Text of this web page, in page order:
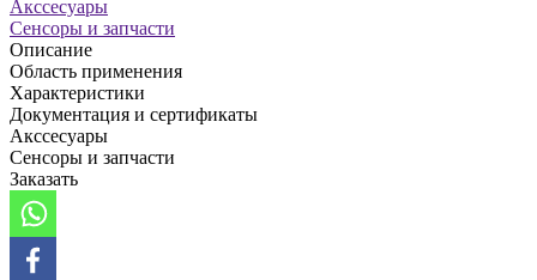
Акссесуары
Сенсоры и запчасти
Описание
Область применения
Характеристики
Документация и сертификаты
Акссесуары
Сенсоры и запчасти
Заказать